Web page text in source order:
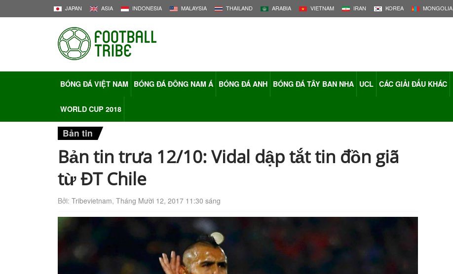
JAPAN ASIA INDONESIA MALAYSIA THAILAND ARABIA VIETNAM IRAN KOREA MONGOLIA
BÓNG ĐÁ VIỆT NAM BÓNG ĐÁ ĐÔNG NAM Á BÓNG ĐÁ ANH BÓNG ĐÁ TÂY BAN NHA UCL CÁC GIẢI ĐẤU KHÁC
WORLD CUP 2018
Bản tin
Bản tin trưa 12/10: Vidal dập tắt tin đồn giã
từ ĐT Chile
Bởi: Tribevietnam, Tháng Mười 12, 2017 11:30 sáng